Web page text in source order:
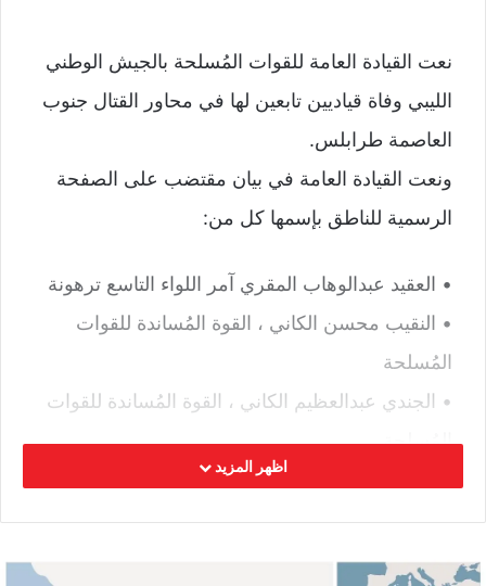
نعت القيادة العامة للقوات المُسلحة بالجيش الوطني
الليبي وفاة قياديين تابعين لها في محاور القتال جنوب
العاصمة طرابلس.
ونعت القيادة العامة في بيان مقتضب على الصفحة
الرسمية للناطق بإسمها كل من:
• العقيد عبدالوهاب المقري آمر اللواء التاسع ترهونة
• النقيب محسن الكاني ، القوة المُساندة للقوات
المُسلحة
• الجندي عبدالعظيم الكاني ، القوة المُساندة للقوات
المُسلحة
اظهر المزيد